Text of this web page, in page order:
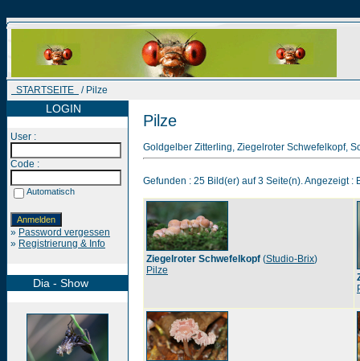
STARTSEITE / Pilze
LOGIN
User :
Code :
Automatisch
» Password vergessen
» Registrierung & Info
Dia - Show
Pilze
Goldgelber Zitterling, Ziegelroter Schwefelkopf,
Gefunden : 25 Bild(er) auf 3 Seite(n). Angezeigt :
Ziegelroter Schwefelkopf (Studio-Brix)
Pilze